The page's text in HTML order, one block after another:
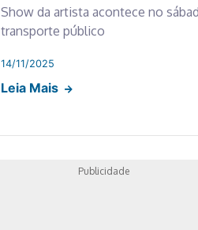
Show da artista acontece no
transporte público
14/11/2025
Leia Mais
Publicidade